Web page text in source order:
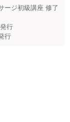
ージ初級講座 修了
行
行